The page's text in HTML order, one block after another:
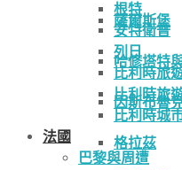
薩爾斯堡
哈修塔特
因斯布魯
格拉茲
根特
安特衛普
列日
比利時旅
比利時旅
比利時城
法國
巴黎與周遭